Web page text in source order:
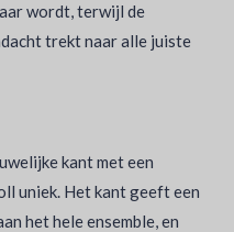
wordt, terwijl de
trekt naar alle juiste
kant met een
uniek. Het kant geeft een
het hele ensemble, en